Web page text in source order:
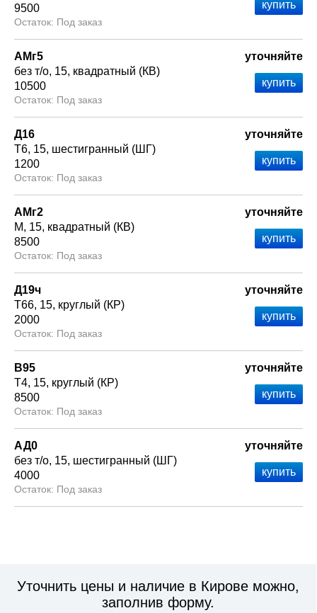
9500
Под заказ
АМг5
без т/о 15 квадратный (КВ)
10500
Под заказ
уточняйте
Д16
Т6 15 шестигранный (ШГ)
1200
Под заказ
уточняйте
АМг2
М
15 квадратный (КВ)
8500
Под заказ
уточняйте
Д19ч
Т66 15 круглый (КР)
2000
Под заказ
уточняйте
В95
Т4 15 круглый (КР)
8500
Под заказ
уточняйте
АД0
без т/о 15 шестигранный (ШГ)
4000
Под заказ
уточняйте
Уточнить цены и наличие в Кирове можно,
заполнив форму.